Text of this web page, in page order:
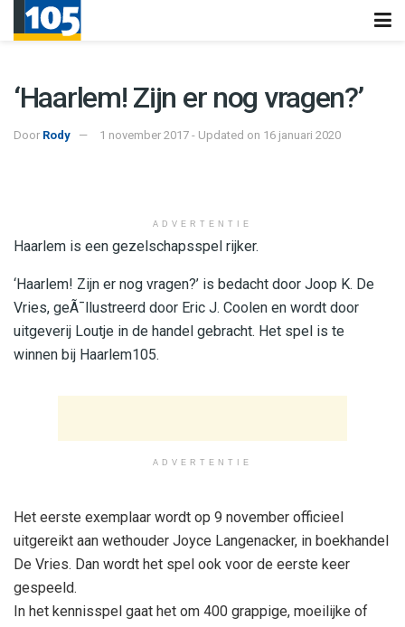
‘Haarlem! Zijn er nog vragen?’
Door Rody 1 november 2017 - Updated on 16 januari 2020
ADVERTENTIE
Haarlem is een gezelschapsspel rijker.
‘Haarlem! Zijn er nog vragen?’ is bedacht door Joop K. De
Vries, geÃ¯llustreerd door Eric J. Coolen en wordt door
uitgeverij Loutje in de handel gebracht. Het spel is te
winnen bij Haarlem105.
ADVERTENTIE
Het eerste exemplaar wordt op 9 november officieel
uitgereikt aan wethouder Joyce Langenacker, in boekhandel
De Vries. Dan wordt het spel ook voor de eerste keer
gespeeld.
In het kennisspel gaat het om 400 grappige, moeilijke of